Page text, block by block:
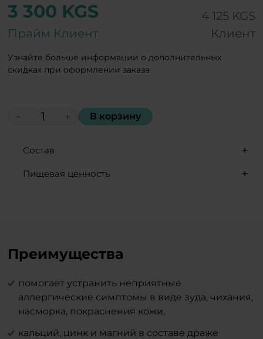
3 300 KGS
Прайм Клиент
4 125 KGS
Клиент
Узнайте больше информации о дополнительных
скидках при оформлении заказа
− + В корзину
Состав
корень астрагала, корень имбиря,
Пищевая ценность
Углеводы 92 г
(в нем сахарозы) 40 г
Белки 0 гСоль 0 г
Преимущества
помогает устранить неприятные
аллергические симптомы в виде зуда, чихания,
насморка, покраснения кожи,
кальций, цинк и магний в составе драже